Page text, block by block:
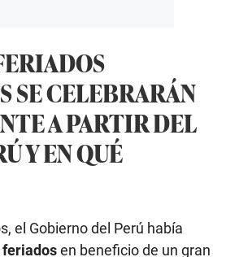
SE CELEBRARÁN
A PARTIR DEL
Y EN QUÉ
el Gobierno del Perú había
feriadosen beneficio de un gran